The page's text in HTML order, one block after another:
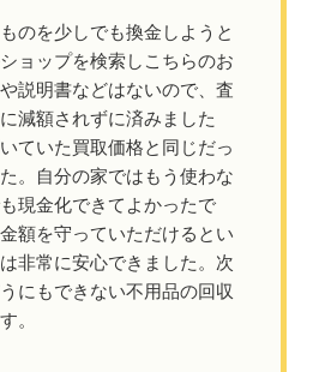
のを少しでも換金しようと
ョップを検索しこちらのお
説明書などはないので、査
減額されずに済みました
ていた買取価格と同じだっ
。自分の家ではもう使わな
現金化できてよかったで
額を守っていただけるとい
非常に安心できました。次
にもできない不用品の回収
。